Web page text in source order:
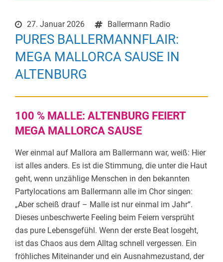
27. Januar 2026 Ballermann Radio
PURES BALLERMANNFLAIR:
MEGA MALLORCA SAUSE IN
ALTENBURG
100 % MALLE: ALTENBURG FEIERT
MEGA MALLORCA SAUSE
Wer einmal auf Mallora am Ballermann war, weiß: Hier
ist alles anders. Es ist die Stimmung, die unter die Haut
geht, wenn unzählige Menschen in den bekannten
Partylocations am Ballermann alle im Chor singen:
„Aber scheiß drauf – Malle ist nur einmal im Jahr“.
Dieses unbeschwerte Feeling beim Feiern versprüht
das pure Lebensgefühl. Wenn der erste Beat losgeht,
ist das Chaos aus dem Alltag schnell vergessen. Ein
fröhliches Miteinander und ein Ausnahmezustand, der